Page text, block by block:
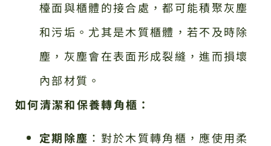
檯面與櫃體的接合處，都可能積聚灰塵
和污垢。尤其是木質櫃體，若不及時除
塵，灰塵會在表面形成裂縫，進而損壞
內部材質。
如何清潔和保養轉角櫃：
定期除塵 ：對於木質轉角櫃，應使用柔